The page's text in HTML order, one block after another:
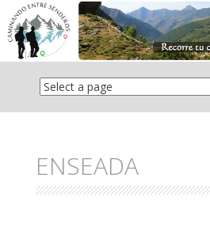
Saltar
contenido
ENSEADA